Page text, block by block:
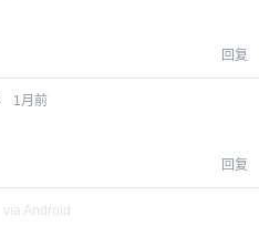
回复
1月前
回复
via Android